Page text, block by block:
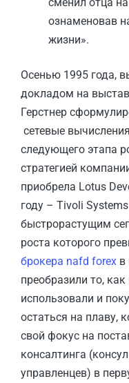
ознаменовав
жизни».
Осенью 1995 года,
докладом на
Герстнер
сетевые
следующего этапа
стратегией
приобрела Lotus
году – Tivoli
быстрорастущим
роста которого
брокера nafd forex в
преобразили то,
использовали и
остаться на плаву,
свой фокус на
консалтинга
управленцев) в